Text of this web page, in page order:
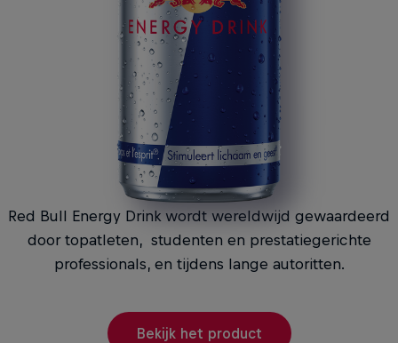
Red Bull Energy Drink wordt wereldwijd gewaardeerd
door topatleten, studenten en prestatiegerichte
professionals, en tijdens lange autoritten.
Bekijk het product